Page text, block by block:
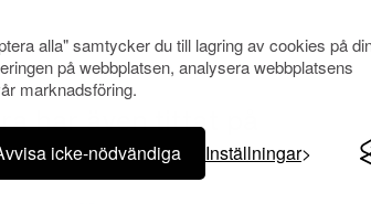
alla" samtycker du till lagring av cookies på
på webbplatsen, analysera webbplatsens
marknadsföring.
icke-nödvändiga Inställningar
har även tittat på